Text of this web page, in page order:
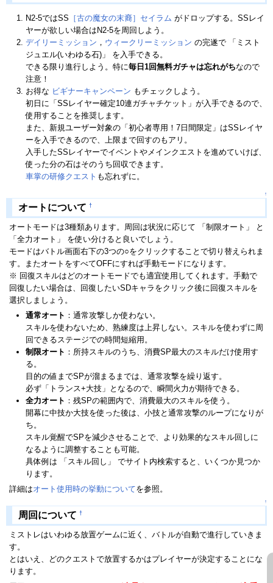
N2-5ではSS ［古の魔女の末裔］セイラム がドロップする。SSレイ
ヤーが欲しい場合はN2-5を周回しよう。
デイリーミッション ， ウィークリーミッション の完遂で 「ミスト
ジュエル(いわゆる石)」 を入手できる。
できる限り進行しよう。特に毎日1回無料ガチャは忘れがちなので
注意！
お得な ビギナーキャンペーン もチェックしよう。
初日に「SSレイヤー確定10連ガチャチケット」が入手できるので、
使用することを推奨します。
また、新規ユーザー対象の「初心者専用！7日間限定」はSSレイヤ
ーを入手できるので、上限まで回すのもアリ。
入手したSSレイヤーでイベントやメインクエストを進めていけば、
使った分の石はそのうち回収できます。
車掌の研修クエスト も忘れずに。
↑
オートについて †
オートモードは3種類あります。周回は状況に応じて 「制限オート」 と
「全力オート」 を使い分けると良いでしょう。
モードはバトル画面右下の3つの○をクリックすることで切り替えられま
す。またオートをすべてOFFにすれば手動モードになります。
※ 回復スキルはどのオートモードでも適宜使用してくれます。手動で
回復したい場合は、回復したいSDキャラをクリック後に回復スキルを
選択しましょう。
通常オート ：通常攻撃しか使わない。
スキルを使わないため、熟練度は上昇しない。スキルを使わずに周
回できるステージでの時間短縮用。
制限オート ：所持スキルのうち、消費SP最大のスキルだけ使用す
る。
目的の値までSPが溜まるまでは、通常攻撃を繰り返す。
必ず「トランス+大技」となるので、瞬間火力が期待できる。
全力オート ：残SPの範囲内で、消費最大のスキルを使う。
開幕に中技か大技を使った後は、小技と通常攻撃のループになりが
ち。
スキル覚醒でSPを減少させることで、より効果的なスキル回しに
なるように調整することも可能。
具体例は 「スキル回し」 でサイト内検索すると、いくつか見つか
ります。
詳細はオート使用時の挙動についてを参照。
↑
周回について †
ミストレはいわゆる放置ゲームに近く、バトルが自動で進行していきま
す。
とはいえ、どのクエストで放置するかはプレイヤーが決定することにな
ります。